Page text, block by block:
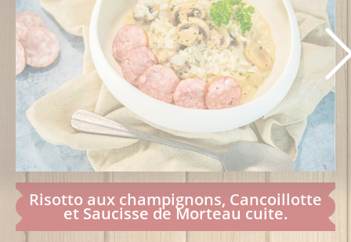
Risotto aux champignons, Cancoillotte
et Saucisse de Morteau cuite.